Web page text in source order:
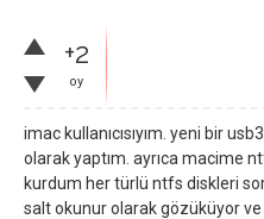
+2
oy
imac kullanıcısıyım. yeni bir
olarak yaptım. ayrıca macime
kurdum her türlü ntfs diskleri
salt okunur olarak gözüküyor ve